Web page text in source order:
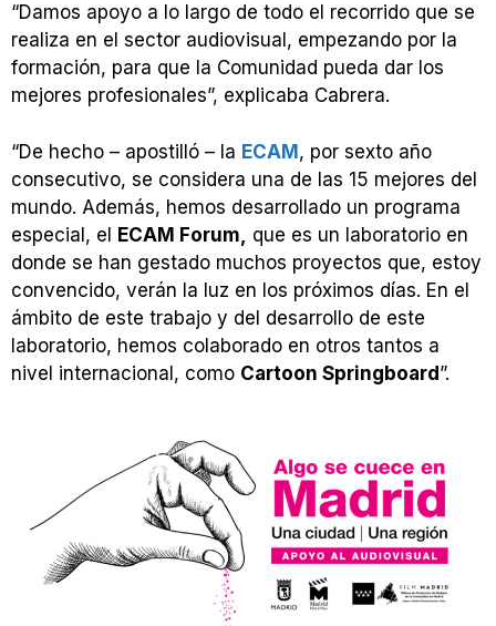
“Damos apoyo a lo largo de todo el recorrido que se
realiza en el sector audiovisual, empezando por la
formación, para que la Comunidad pueda dar los
mejores profesionales”, explicaba Cabrera.
“De hecho – apostilló – la ECAM, por sexto año
consecutivo, se considera una de las 15 mejores del
mundo. Además, hemos desarrollado un programa
especial, el ECAM Forum,
que es un laboratorio en
donde se han gestado muchos proyectos que, estoy
convencido, verán la luz en los próximos días. En el
ámbito de este trabajo y del desarrollo de este
laboratorio, hemos colaborado en otros tantos a
nivel internacional, como Cartoon Springboard”.